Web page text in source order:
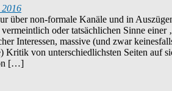
2016
über non-formale Kanäle und in
oder tatsächlichen Sinne einer
Interessen, massive (und zwar
Kritik von unterschiedlichsten Seiten auf
[…]